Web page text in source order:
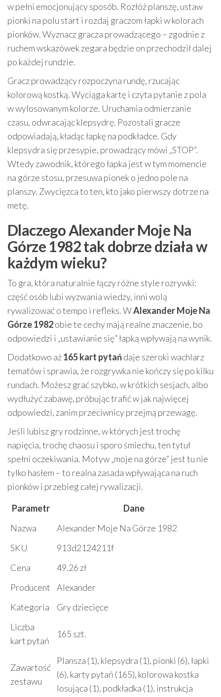
w pełni emocjonujący sposób. Rozłóż planszę, ustaw
pionki na polu start i rozdaj graczom łapki w kolorach
pionków. Wyznacz gracza prowadzącego – zgodnie z
ruchem wskazówek zegara będzie on przechodził dalej
po każdej rundzie.
Gracz prowadzący rozpoczyna rundę, rzucając
kolorową kostką. Wyciąga kartę i czyta pytanie z pola
w wylosowanym kolorze. Uruchamia odmierzanie
czasu, odwracając klepsydrę. Pozostali gracze
odpowiadają, kładąc łapkę na podkładce. Gdy
klepsydra się przesypie, prowadzący mówi „STOP”.
Wtedy zawodnik, którego łapka jest w tym momencie
na górze stosu, przesuwa pionek o jedno pole na
planszy. Zwycięzca to ten, kto jako pierwszy dotrze na
metę.
Dlaczego Alexander Moje Na
Górze 1982 tak dobrze działa w
każdym wieku?
To gra, która naturalnie łączy różne style rozrywki:
część osób lubi wyzwania wiedzy, inni wolą
rywalizować o tempo i refleks. WAlexander Moje Na
Górze 1982obie te cechy mają realne znaczenie, bo
odpowiedzi i „ustawianie się” łapką wpływają na wynik.
Dodatkowo aż165 kart pytańdaje szeroki wachlarz
tematów i sprawia, że rozgrywka nie kończy się po kilku
rundach. Możesz grać szybko, w krótkich sesjach, albo
wydłużyć zabawę, próbując trafić w jak najwięcej
odpowiedzi, zanim przeciwnicy przejmą przewagę.
Jeśli lubisz gry rodzinne, w których jest trochę
napięcia, trochę chaosu i sporo śmiechu, ten tytuł
spełni oczekiwania. Motyw „moje na górze” jest tu nie
tylko hasłem – to realna zasada wpływająca na ruch
pionków i przebieg całej rywalizacji.
Parametr
Dane
Nazwa
Alexander Moje Na Górze 1982
SKU
913d2124211f
Cena
49.26 zł
Producent
Alexander
Kategoria
Gry dziecięce
Liczba
kart pytań
165 szt.
Zawartość
zestawu
Plansza (1), klepsydra (1), pionki (6), łapki
(6), karty pytań (165), kolorowa kostka
losująca (1), podkładka (1), instrukcja